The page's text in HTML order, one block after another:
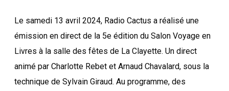
Le samedi 13 avril 2024, Radio Cactus a réalisé une
émission en direct de la 5e édition du Salon Voyage en
Livres à la salle des fêtes de La Clayette. Un direct
animé par Charlotte Rebet et Arnaud Chavalard, sous la
technique de Sylvain Giraud. Au programme, des